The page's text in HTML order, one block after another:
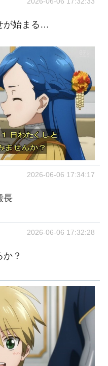
が始まる…
2026-06-06 17:34:17
長
2026-06-06 17:32:28
？